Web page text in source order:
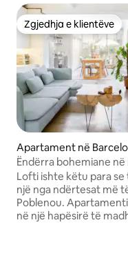
Zgjedhja e klientëve
Zgjedhja e klientëve
Apartament në
Ëndërra bohemiane
mbushur me bimë
Lofti ishte këtu para se
një nga ndërtesat më
Poblenou.
në një hapësirë të